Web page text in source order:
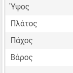
Ύψος
Πλάτος
Πάχος
Βάρος